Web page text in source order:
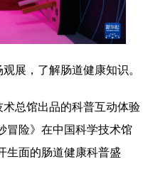
信息化 数字经济
时尚 悦读
亚太网 上市公司
，了解肠道健康知识。
总馆出品的科普互动体验
险》在中国科学技术馆
生面的肠道健康科普盛